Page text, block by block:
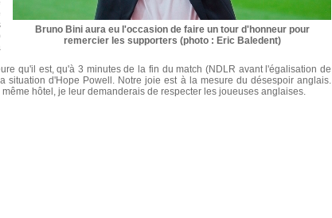
Bruno Bini aura eu l'occasion de faire un tour d'honneur pour
remercier les supporters (photo : Eric Baledent)
qu'il est, qu'à 3 minutes de la fin du match (NDLR avant l'égalisation de
situation d'Hope Powell. Notre joie est à la mesure du désespoir anglais.
hôtel, je leur demanderais de respecter les joueuses anglaises.